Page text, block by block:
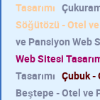
Tasarımı
Söğütözü - Otel
ve Pansiyon Web
Web Sitesi
Tasarımı Çubuk -
Beştepe - Otel ve